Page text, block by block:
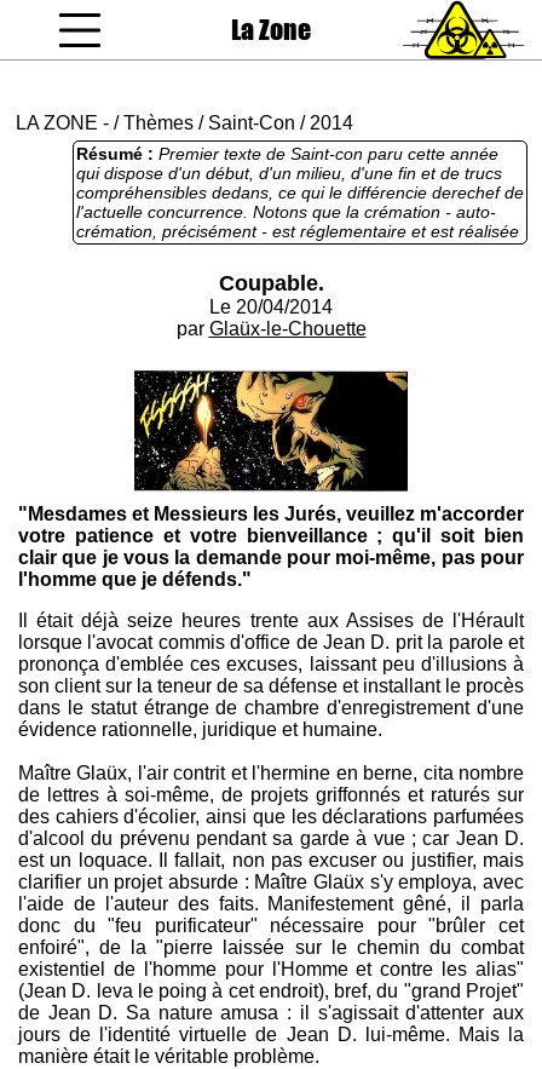
La Zone
LA ZONE - /Thèmes / Saint-Con / 2014
Résumé : Premier texte de Saint-con paru cette année
qui dispose d'un début, d'un milieu, d'une fin et de trucs
compréhensibles dedans, ce qui le différencie derechef de
l'actuelle concurrence. Notons que la crémation - auto-
crémation, précisément - est réglementaire et est réalisée
en bonne et due forme, et, quoiqu'un peu courte, elle
Coupable.
Le 20/04/2014
par Glaüx-le-Chouette
"Mesdames et Messieurs les Jurés, veuillez m'accorder
votre patience et votre bienveillance ; qu'il soit bien
clair que je vous la demande pour moi-même, pas pour
l'homme que je défends."
Il était déjà seize heures trente aux Assises de l'Hérault
lorsque l'avocat commis d'office de Jean D. prit la parole et
prononça d'emblée ces excuses, laissant peu d'illusions à
son client sur la teneur de sa défense et installant le procès
dans le statut étrange de chambre d'enregistrement d'une
évidence rationnelle, juridique et humaine.
Maître Glaüx, l'air contrit et l'hermine en berne, cita nombre
de lettres à soi-même, de projets griffonnés et raturés sur
des cahiers d'écolier, ainsi que les déclarations parfumées
d'alcool du prévenu pendant sa garde à vue ; car Jean D.
est un loquace. Il fallait, non pas excuser ou justifier, mais
clarifier un projet absurde : Maître Glaüx s'y employa, avec
l'aide de l'auteur des faits. Manifestement gêné, il parla
donc du "feu purificateur" nécessaire pour "brûler cet
enfoiré", de la "pierre laissée sur le chemin du combat
existentiel de l'homme pour l'Homme et contre les alias"
(Jean D. leva le poing à cet endroit), bref, du "grand Projet"
de Jean D. Sa nature amusa : il s'agissait d'attenter aux
jours de l'identité virtuelle de Jean D. lui-même. Mais la
manière était le véritable problème.